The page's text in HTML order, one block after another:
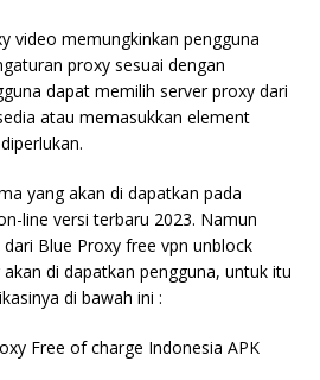
video memungkinkan pengguna
proxy sesuai dengan
dapat memilih server proxy dari
atau memasukkan element
yang akan di dapatkan pada
line versi terbaru 2023. Namun
Blue Proxy free vpn unblock
di dapatkan pengguna, untuk itu
di bawah ini :
Free of charge Indonesia APK